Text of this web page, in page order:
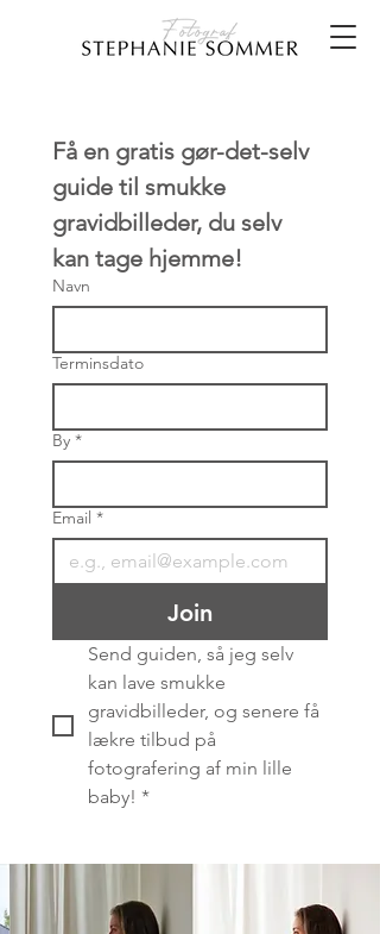
Få en gratis gør-det-selv
guide til smukke
gravidbilleder, du selv
kan tage hjemme!
Navn
Terminsdato
By *
Email *
Join
Send guiden, så jeg selv
kan lave smukke
gravidbilleder, og senere få
lækre tilbud på
fotografering af min lille
baby! *